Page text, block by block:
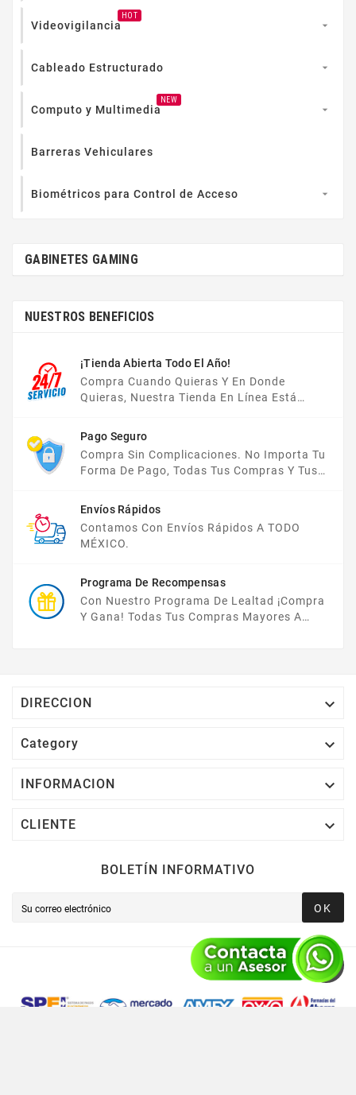
Videovigilancia
HOT

Cableado Estructurado 
Computo y Multimedia
NEW

Barreras Vehiculares
Biométricos para Control de Acceso 
GABINETES GAMING
NUESTROS BENEFICIOS
¡Tienda Abierta Todo El Año!
Compra Cuando Quieras Y En Donde
Quieras, Nuestra Tienda En Línea Está
La Semana.
Pago Seguro
Compra Sin Complicaciones. No Importa Tu
Forma De Pago, Todas Tus Compras Y Tus
Envíos Rápidos
Contamos Con Envíos Rápidos A TODO
MÉXICO.
Programa De Recompensas
Con Nuestro Programa De Lealtad ¡compra
Y Gana! Todas Tus Compras Mayores A
DIRECCION 
Category 
INFORMACION 
CLIENTE 
BOLETÍN INFORMATIVO
OK